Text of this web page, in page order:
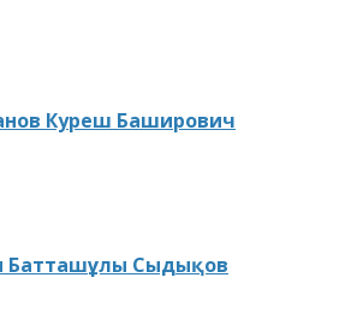
Куреш Баширович
Батташұлы Сыдықов